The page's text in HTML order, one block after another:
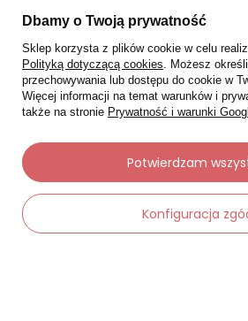
Moje zamówienia
Dbamy o Twoją prywatność
Sklep korzysta z plików cookie w celu
Polityką dotyczącą cookies. Możesz
przechowywania lub dostępu do cookie w
Więcej informacji na temat warunków i
także na stronie Prywatność i warunki
Konfiguracja
Potwierdzam